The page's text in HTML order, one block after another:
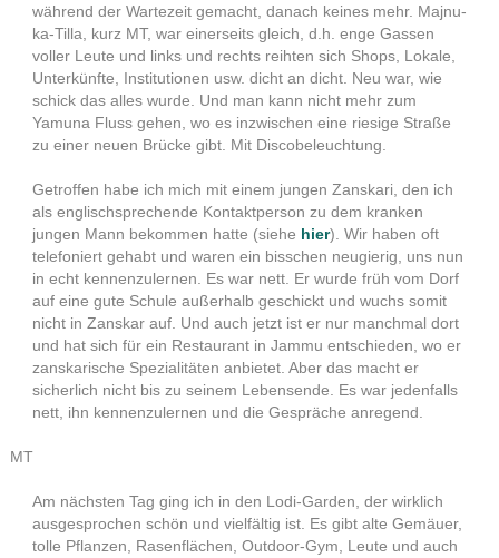
während der Wartezeit gemacht, danach keines mehr. Majnu-
ka-Tilla, kurz MT, war einerseits gleich, d.h. enge Gassen
voller Leute und links und rechts reihten sich Shops, Lokale,
Unterkünfte, Institutionen usw. dicht an dicht. Neu war, wie
schick das alles wurde. Und man kann nicht mehr zum
Yamuna Fluss gehen, wo es inzwischen eine riesige Straße
zu einer neuen Brücke gibt. Mit Discobeleuchtung.
Getroffen habe ich mich mit einem jungen Zanskari, den ich
als englischsprechende Kontaktperson zu dem kranken
jungen Mann bekommen hatte (siehe hier). Wir haben oft
telefoniert gehabt und waren ein bisschen neugierig, uns nun
in echt kennenzulernen. Es war nett. Er wurde früh vom Dorf
auf eine gute Schule außerhalb geschickt und wuchs somit
nicht in Zanskar auf. Und auch jetzt ist er nur manchmal dort
und hat sich für ein Restaurant in Jammu entschieden, wo er
zanskarische Spezialitäten anbietet. Aber das macht er
sicherlich nicht bis zu seinem Lebensende. Es war jedenfalls
nett, ihn kennenzulernen und die Gespräche anregend.
MT
Am nächsten Tag ging ich in den Lodi-Garden, der wirklich
ausgesprochen schön und vielfältig ist. Es gibt alte Gemäuer,
tolle Pflanzen, Rasenflächen, Outdoor-Gym, Leute und auch